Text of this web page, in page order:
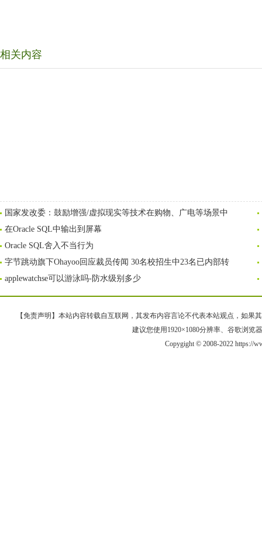
相关内容
国家发改委：鼓励增强/虚拟现实等技术在购物、广电等场景中
在Oracle SQL中输出到屏幕
Oracle SQL舍入不当行为
字节跳动旗下Ohayoo回应裁员传闻 30名校招生中23名已内部转
applewatchse可以游泳吗-防水级别多少
【免责声明】本站内容转载自互联网，其发布内容言论不代表本站观点，如果
建议您使用1920×1080分辨率、谷歌浏览
Copygight © 2008-2022 https://